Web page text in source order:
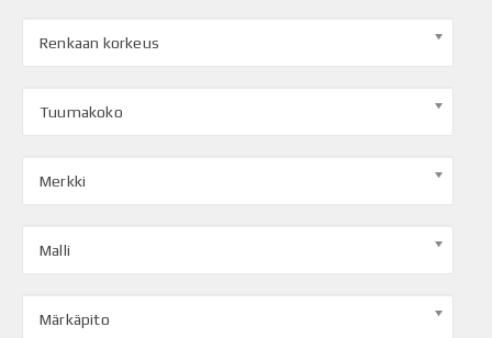
Renkaan korkeus
Tuumakoko
Merkki
Malli
Märkäpito